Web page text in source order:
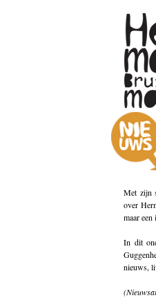
Met zijn
over
maar een
In dit
nieuws,